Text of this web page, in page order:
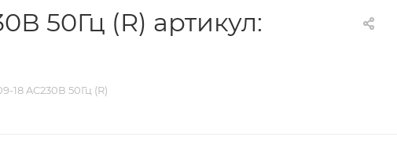
50Гц (R) артикул:
18 AC230В 50Гц (R)